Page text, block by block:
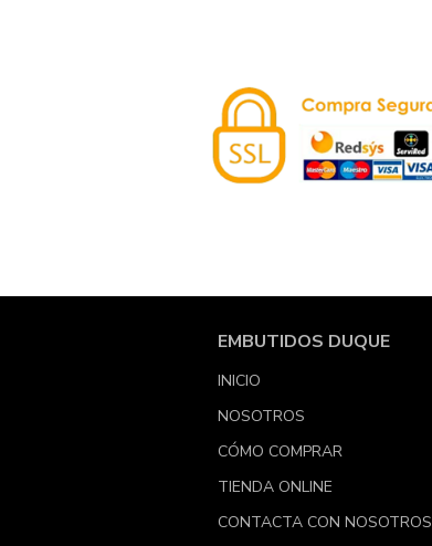
EMBUTIDOS DUQUE
INICIO
NOSOTROS
CÓMO COMPRAR
TIENDA ONLINE
CONTACTA CON NOSOTROS